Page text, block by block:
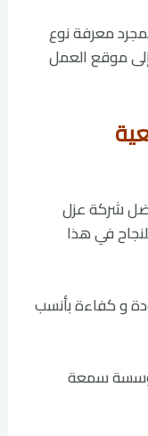
معرفة نوع
موقع العمل
شركة عزل
في هذا
و كفاءة بأنسب
سمعة